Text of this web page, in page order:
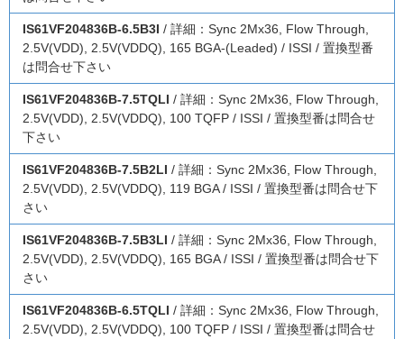
IS61VF204836B-6.5B3I / 詳細：Sync 2Mx36, Flow Through,
2.5V(VDD), 2.5V(VDDQ), 165 BGA-(Leaded) / ISSI / 置換型番
は問合せ下さい
IS61VF204836B-7.5TQLI / 詳細：Sync 2Mx36, Flow Through,
2.5V(VDD), 2.5V(VDDQ), 100 TQFP / ISSI / 置換型番は問合せ
下さい
IS61VF204836B-7.5B2LI / 詳細：Sync 2Mx36, Flow Through,
2.5V(VDD), 2.5V(VDDQ), 119 BGA / ISSI / 置換型番は問合せ下
さい
IS61VF204836B-7.5B3LI / 詳細：Sync 2Mx36, Flow Through,
2.5V(VDD), 2.5V(VDDQ), 165 BGA / ISSI / 置換型番は問合せ下
さい
IS61VF204836B-6.5TQLI / 詳細：Sync 2Mx36, Flow Through,
2.5V(VDD), 2.5V(VDDQ), 100 TQFP / ISSI / 置換型番は問合せ